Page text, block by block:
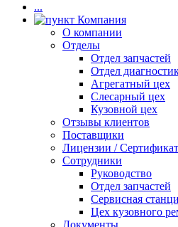
...
Компания
О компании
Отделы
Отдел запчастей
Отдел
Агрегатный цех
Слесарный цех
Кузовной цех
Отзывы клиентов
Поставщики
Лицензии /
Сотрудники
Руководство
Отдел запчастей
Сервисная
Цех кузовного
Документы